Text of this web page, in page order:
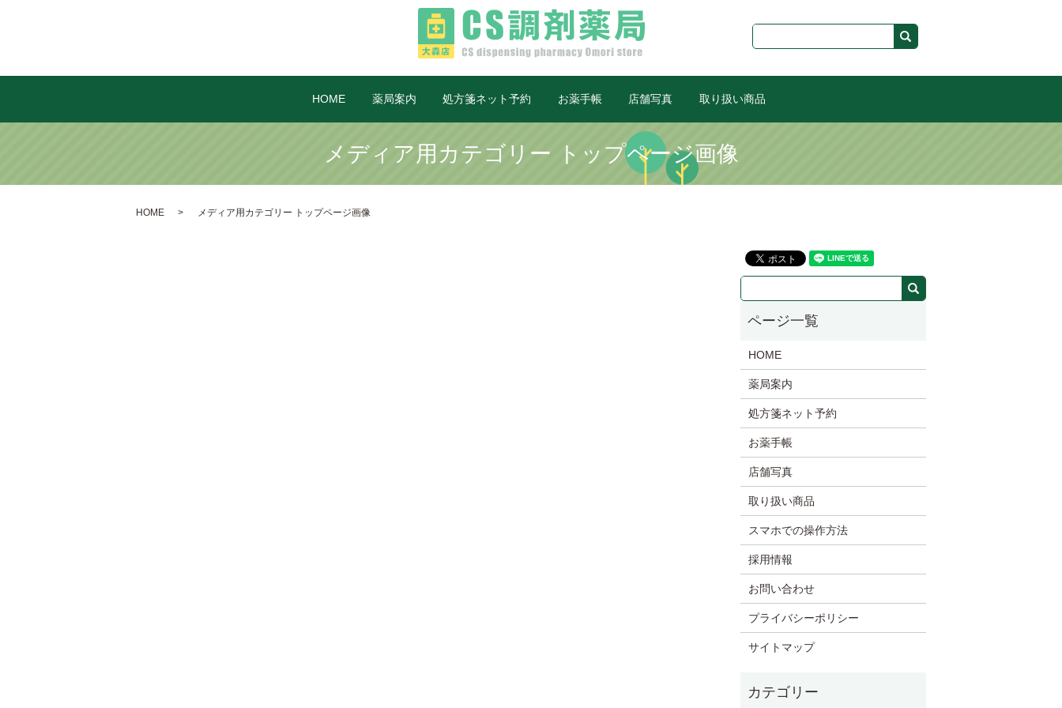
HOME 薬局案内 処方箋ネット予約 お薬手帳 店舗写真 取り扱い商品
メディア用カテゴリー トップページ画像
HOME メディア用カテゴリー トップページ画像
HOME
薬局案内
処方箋ネット予約
お薬手帳
店舗写真
取り扱い商品
スマホでの操作方法
採用情報
お問い合わせ
プライバシーポリシー
サイトマップ